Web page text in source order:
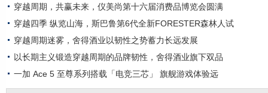
穿越周期，共赢未来，仪美尚第十六届消费品博览会圆满
穿越四季 纵览山海，斯巴鲁第6代全新FORESTER森林人试
穿越周期迷雾，舍得酒业以韧性之势蓄力长远发展
以长期主义锻造穿越周期的品牌韧性，舍得酒业旗下双品
一加 Ace 5 至尊系列搭载「电竞三芯」 旗舰游戏体验远